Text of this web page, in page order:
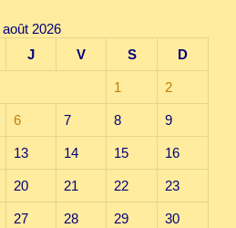
août 2026
J V S D
1 2
6 7 8 9
13 14 15 16
20 21 22 23
27 28 29 30